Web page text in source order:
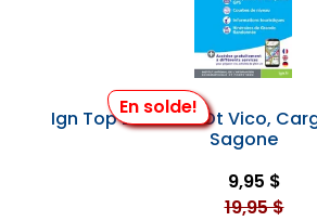
En solde!
Ign Top 25 #4151 Ot Vico,
Sagone
9,95 $
19,95 $